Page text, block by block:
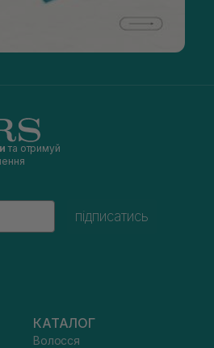
та отримуй
підписатись
КАТАЛОГ
Волосся